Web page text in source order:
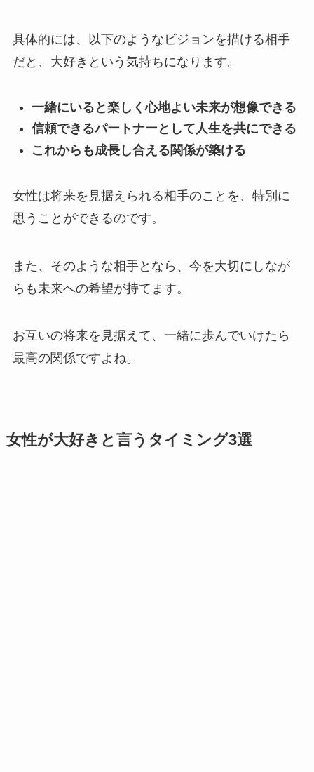
具体的には、以下のようなビジョンを描ける相手
だと、大好きという気持ちになります。
一緒にいると楽しく心地よい未来が想像できる
信頼できるパートナーとして人生を共にできる
これからも成長し合える関係が築ける
女性は将来を見据えられる相手のことを、特別に
思うことができるのです。
また、そのような相手となら、今を大切にしなが
らも未来への希望が持てます。
お互いの将来を見据えて、一緒に歩んでいけたら
最高の関係ですよね。
女性が大好きと言うタイミング3選